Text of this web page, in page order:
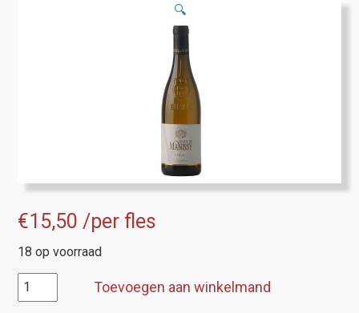
🔍
€15,50 /per fles
18 op voorraad
Lirac,
Chateau
Toevoegen aan winkelmand